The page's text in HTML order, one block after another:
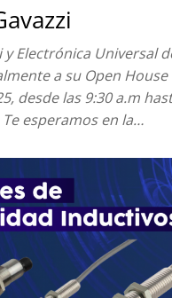
y Electrónica Universal
a su Open House
desde las 9:30 a.m
Te esperamos en la…